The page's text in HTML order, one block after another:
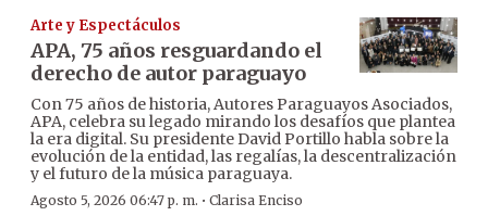
Arte y Espectáculos
APA, 75 años resguardando el
derecho de autor paraguayo
Con 75 años de historia, Autores Paraguayos Asociados,
APA, celebra su legado mirando los desafíos que plantea
la era digital. Su presidente David Portillo habla sobre la
evolución de la entidad, las regalías, la descentralización
y el futuro de la música paraguaya.
Agosto 5, 2026 06:47 p. m. · Clarisa Enciso